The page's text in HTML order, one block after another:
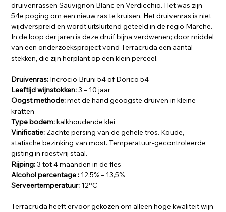
druivenrassen Sauvignon Blanc en Verdicchio. Het was zijn
54e poging om een nieuw ras te kruisen. Het druivenras is niet
wijdverspreid en wordt uitsluitend geteeld in de regio Marche.
In de loop der jaren is deze druif bijna verdwenen; door middel
van een onderzoeksproject vond Terracruda een aantal
stekken, die zijn herplant op een klein perceel.
Druivenras: Incrocio Bruni 54 of Dorico 54
Leeftijd wijnstokken:3 – 10 jaar
Oogst methode:met de hand geoogste druiven in kleine
kratten
Type bodem:kalkhoudende klei
Vinificatie: Zachte persing van de gehele tros. Koude,
statische bezinking van most. Temperatuur-gecontroleerde
gisting in roestvrij staal.
Rijping:3 tot 4 maanden in de fles
Alcohol percentage : 12,5% – 13,5%
Serveertemperatuur: 12°C
Terracruda heeft ervoor gekozen om alleen hoge kwaliteit wijn